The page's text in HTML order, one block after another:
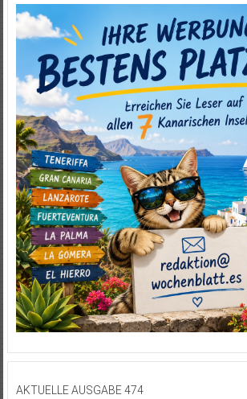
AKTUELLE AUSGABE 474